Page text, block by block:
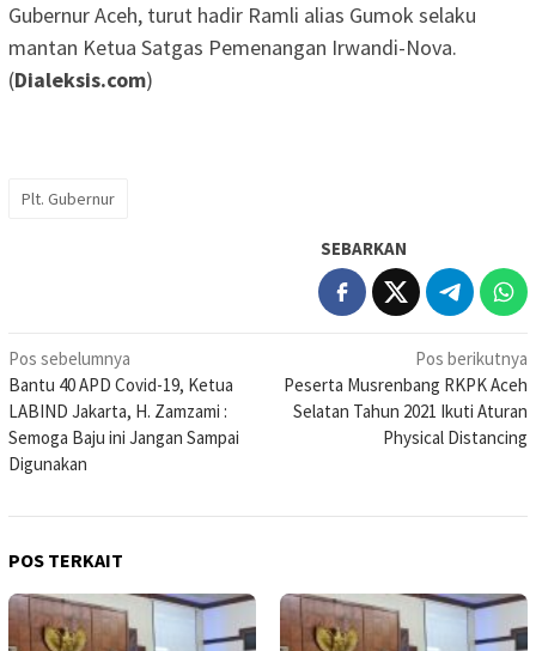
Gubernur Aceh, turut hadir Ramli alias Gumok selaku
mantan Ketua Satgas Pemenangan Irwandi-Nova.
(Dialeksis.com)
Plt. Gubernur
SEBARKAN
Navigasi
pos
Pos sebelumnya
Bantu 40 APD Covid-19, Ketua
LABIND Jakarta, H. Zamzami :
Semoga Baju ini Jangan Sampai
Digunakan
Pos berikutnya
Peserta Musrenbang RKPK Aceh
Selatan Tahun 2021 Ikuti Aturan
Physical Distancing
POS TERKAIT